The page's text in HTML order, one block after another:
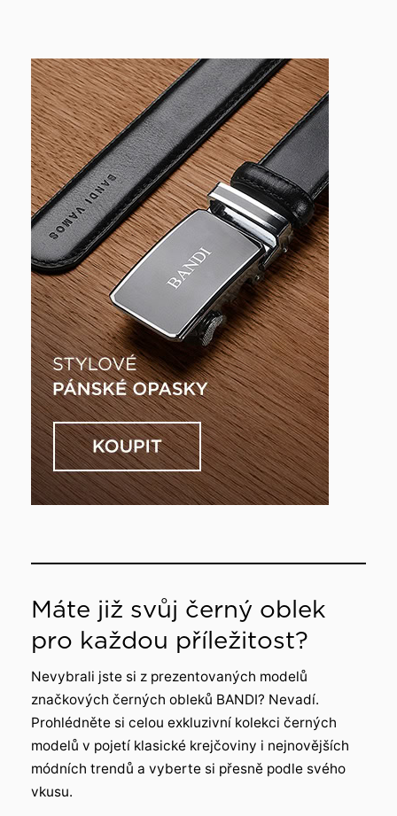
Máte již svůj černý oblek
pro každou příležitost?
Nevybrali jste si z prezentovaných modelů
značkových černých obleků BANDI? Nevadí.
Prohlédněte si celou exkluzivní kolekci černých
modelů v pojetí klasické krejčoviny i nejnovějších
módních trendů a vyberte si přesně podle svého
vkusu.